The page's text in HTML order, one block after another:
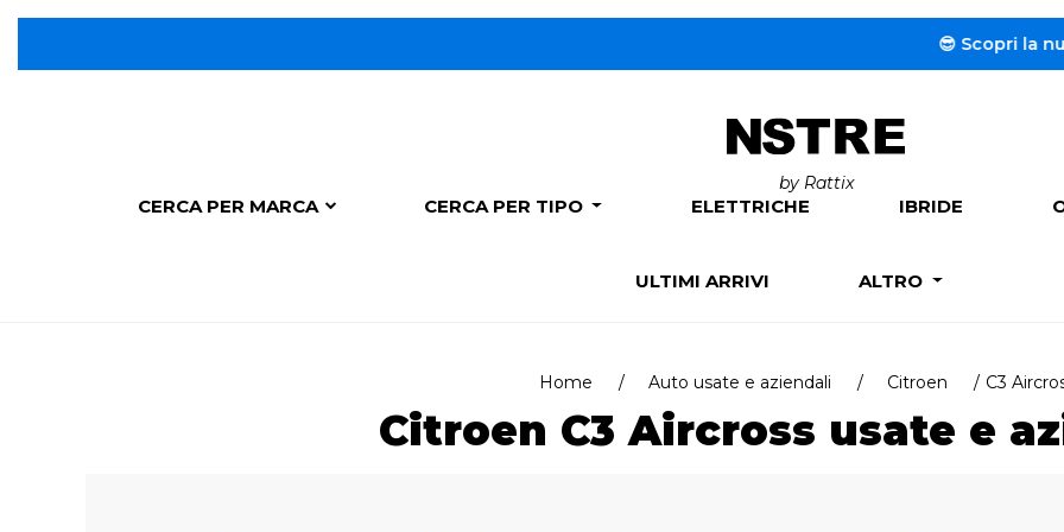
😎 Scopri la nuova
by Rattix
CERCA PER MARCA CERCA PER TIPO ELETTRICHE IBRIDE
ULTIMI ARRIVI ALTRO
Home Auto usate e aziendali Citroen C3
Citroen C3 Aircross usate e